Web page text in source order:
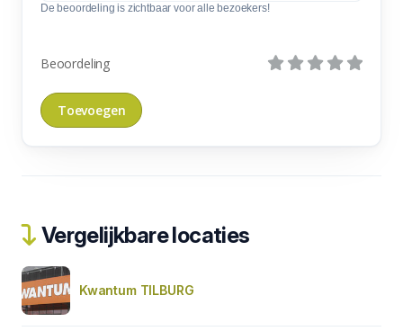
De beoordeling is zichtbaar voor alle bezoekers!
Beoordeling
Vergelijkbare locaties
Kwantum TILBURG